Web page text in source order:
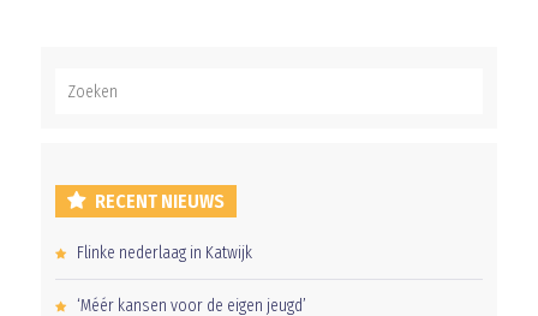
RECENT NIEUWS
Flinke nederlaag in Katwijk
‘Méér kansen voor de eigen jeugd’